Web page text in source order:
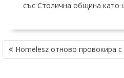
със Столична община като
НАВИГАЦИЯ
Homelesz отново провокира